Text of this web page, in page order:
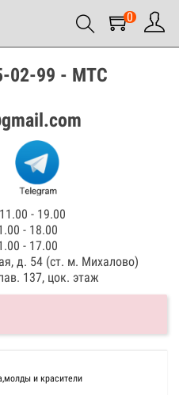
0
02-99 - МТС
- 19.00
- 18.00
- 17.00
д. 54 (ст. м. Михалово)
137, цок. этаж
и красители